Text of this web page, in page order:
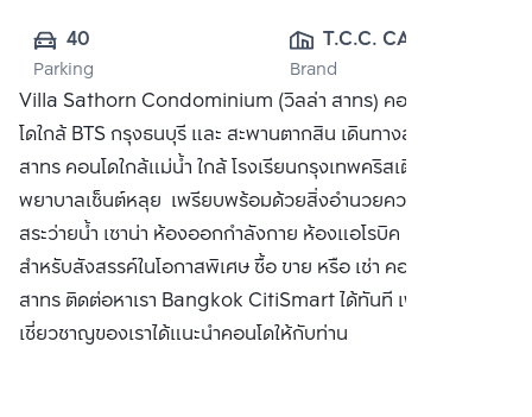
40
Parking
T.C.C. CAPITAL
LAND CO., LTD.
Brand
Villa Sathorn Condominium (วิลล่า สาทร) คอนโดหรู คอน
โดใกล้ BTS กรุงธนบุรี และ สะพานตากสิน เดินทางสะดวกสบายสู่
สาทร คอนโดใกล้แม่น้ำ ใกล้ โรงเรียนกรุงเทพคริสเตียน โรง
พยาบาลเซ็นต์หลุย เพรียบพร้อมด้วยสิ่งอำนวยความสะดวก เช่น
สระว่ายน้ำ เซาน่า ห้องออกกำลังกาย ห้องแอโรบิค และห้อง
สำหรับสังสรรค์ในโอกาสพิเศษ ซื้อ ขาย หรือ เช่า คอนโด วิลล่า
สาทร ติดต่อหาเรา Bangkok CitiSmart ได้ทันที เพื่อให้ผู้
เชี่ยวชาญของเราได้แนะนำคอนโดให้กับท่าน